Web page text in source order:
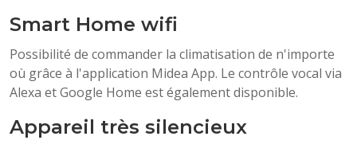
Smart Home wifi
Possibilité de commander la climatisation de n'importe
où grâce à l'application Midea App. Le contrôle vocal via
Alexa et Google Home est également disponible.
Appareil très silencieux